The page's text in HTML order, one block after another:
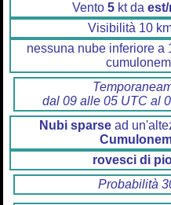
Vento 5kt da
Visibilità 10
nessuna nube inferiore a
dal 09 alle 05 UTC al
Nubi sparsead
rovesci di
Probabilità